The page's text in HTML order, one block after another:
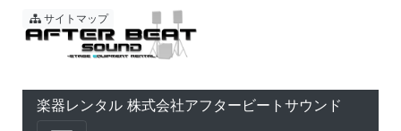
東京 音響会社・PA・楽器レ
サイトマップ
楽器レンタル 株式会社アフタービートサウンド